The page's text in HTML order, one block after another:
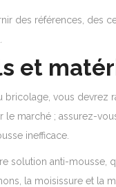
des références, des
et
bricolage, vous devrez
le marché ; assurez-
inefficace.
solution anti-mousse,
la moisissure et la